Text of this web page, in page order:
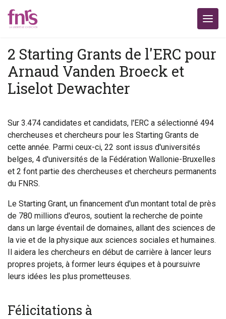
2 Starting Grants de l'ERC pour
Arnaud Vanden Broeck et
Liselot Dewachter
Sur 3.474 candidates et candidats, l'ERC a sélectionné 494
chercheuses et chercheurs pour les Starting Grants de
cette année. Parmi ceux-ci, 22 sont issus d'universités
belges, 4 d'universités de la Fédération Wallonie-Bruxelles
et 2 font partie des chercheuses et chercheurs permanents
du FNRS.
Le Starting Grant, un financement d'un montant total de près
de 780 millions d'euros, soutient la recherche de pointe
dans un large éventail de domaines, allant des sciences de
la vie et de la physique aux sciences sociales et humaines.
Il aidera les chercheurs en début de carrière à lancer leurs
propres projets, à former leurs équipes et à poursuivre
leurs idées les plus prometteuses.
Félicitations à